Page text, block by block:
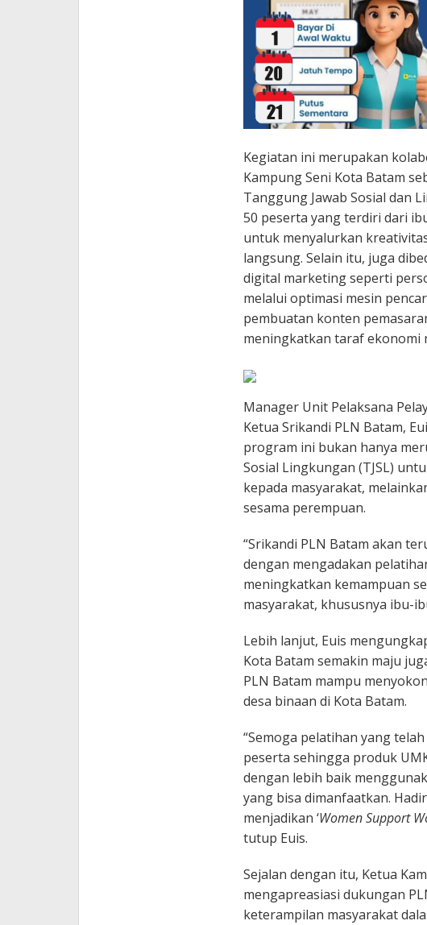
Kegiatan ini merupakan
Kampung Seni Kota Batam
Tanggung Jawab Sosial dan
50 peserta yang terdiri dari
untuk menyalurkan
langsung. Selain itu, juga
digital marketing seperti
melalui optimasi mesin
pembuatan konten
meningkatkan taraf ekonomi
Manager Unit Pelaksana
Ketua Srikandi PLN Batam,
program ini bukan hanya
Sosial Lingkungan (TJSL)
kepada masyarakat,
sesama perempuan.
“Srikandi PLN Batam akan
dengan mengadakan
meningkatkan kemampuan
masyarakat, khususnya ibu-
Lebih lanjut, Euis
Kota Batam semakin maju
PLN Batam mampu
desa binaan di Kota Batam.
“Semoga pelatihan yang
peserta sehingga produk
dengan lebih baik
yang bisa dimanfaatkan.
menjadikan ‘Women Support
tutup Euis.
Sejalan dengan itu, Ketua
mengapreasiasi dukungan
keterampilan masyarakat